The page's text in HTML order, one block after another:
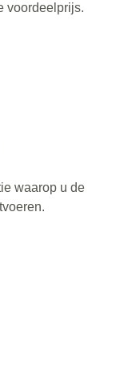
voordeelprijs.
waarop u de